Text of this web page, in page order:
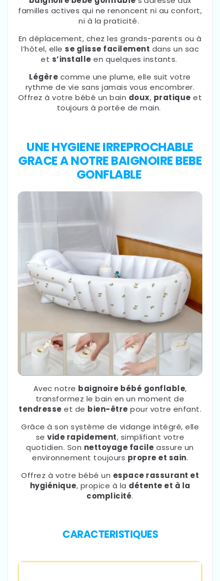
familles actives qui ne renoncent ni au confort,
ni à la praticité.
En déplacement, chez les grands-parents ou à
l’hôtel, elle se glisse facilement dans un sac
et s’installe en quelques instants.
Légère comme une plume, elle suit votre
rythme de vie sans jamais vous encombrer.
Offrez à votre bébé un bain doux, pratique et
toujours à portée de main.
UNE HYGIENE IRREPROCHABLE
GRACE A NOTRE BAIGNOIRE BEBE
GONFLABLE
Avec notre baignoire bébé gonflable,
transformez le bain en un moment de
tendresse et de bien-être pour votre enfant.
Grâce à son système de vidange intégré, elle
sevide rapidement, simplifiant votre
quotidien. Son nettoyage facile assure un
environnement toujours propre et sain.
Offrez à votre bébé un espace rassurant et
hygiénique, propice à la détente et à la
complicité.
CARACTERISTIQUES